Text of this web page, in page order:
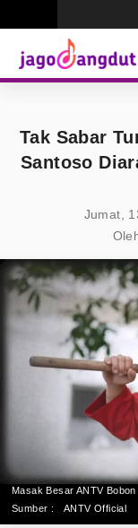
Tak Sabar
Santoso
Jumat,
Masak Besar ANTV
Sumber :
ANTV Official